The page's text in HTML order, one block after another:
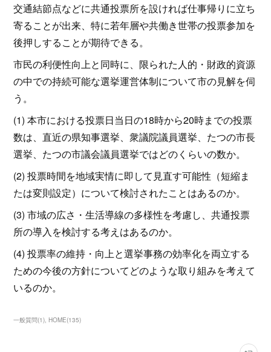
交通結節点などに共通投票所を設ければ仕事帰りに立ち
寄ることが出来、特に若年層や共働き世帯の投票参加を
後押しすることが期待できる。
市民の利便性向上と同時に、限られた人的・財政的資源
の中での持続可能な選挙運営体制について市の見解を伺
う。
(1) 本市における投票日当日の18時から20時までの投票
数は、直近の県知事選挙、衆議院議員選挙、たつの市長
選挙、たつの市議会議員選挙ではどのくらいの数か。
(2) 投票時間を地域実情に即して見直す可能性（短縮ま
たは変則設定）について検討されたことはあるのか。
(3) 市域の広さ・生活導線の多様性を考慮し、共通投票
所の導入を検討する考えはあるのか。
(4) 投票率の維持・向上と選挙事務の効率化を両立する
ための今後の方針についてどのような取り組みを考えて
いるのか。
一般質問(1) HOME(135)